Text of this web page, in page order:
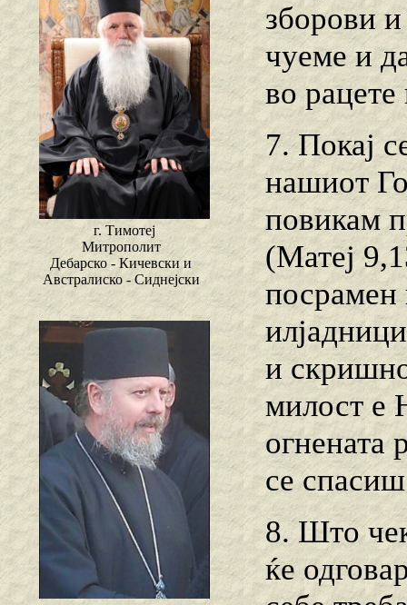
г. Тимотеј
Митрополит
Дебарско - Кичевски и
Австралиско - Сиднејски
зборови
чуеме и
во
7. Покај
нашиот
повикам
(Матеј
посрамен
и
милост е
огнената
се
8. Што
ќе